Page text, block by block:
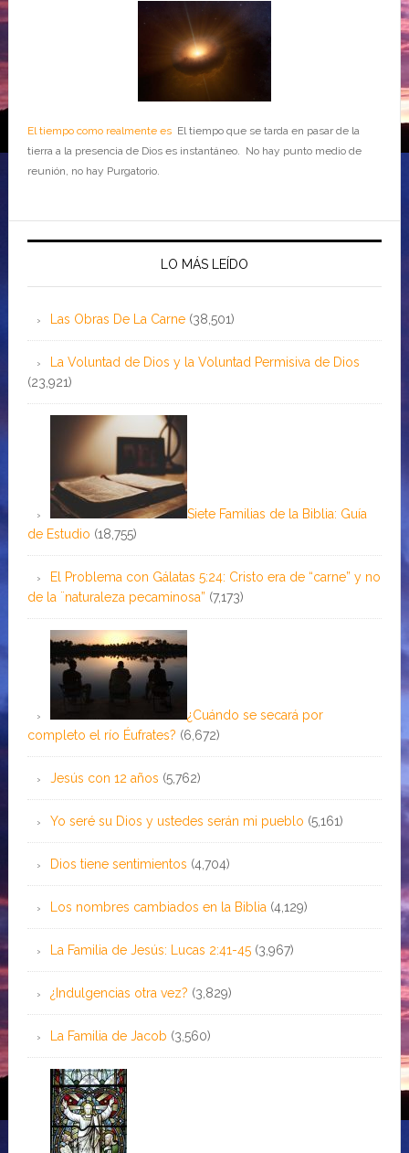
El tiempo como realmente esEl tiempo que se tarda en pasar de la
tierra a la presencia de Dios es instantáneo. No hay punto medio de
reunión, no hay Purgatorio.
LO MÁS LEÍDO
Las Obras De La Carne (38,501)
La Voluntad de Dios y la Voluntad Permisiva de Dios
(23,921)
Siete Familias de la Biblia: Guía
de Estudio (18,755)
El Problema con Gálatas 5:24: Cristo era de “carne” y no
de la ¨naturaleza pecaminosa” (7,173)
¿Cuándo se secará por
completo el río Éufrates? (6,672)
Jesús con 12 años (5,762)
Yo seré su Dios y ustedes serán mi pueblo (5,161)
Dios tiene sentimientos (4,704)
Los nombres cambiados en la Biblia (4,129)
La Familia de Jesús: Lucas 2:41-45 (3,967)
¿Indulgencias otra vez? (3,829)
La Familia de Jacob (3,560)